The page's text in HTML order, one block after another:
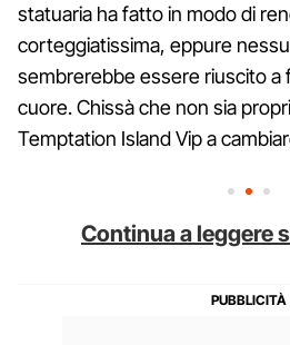
statuaria ha fatto in modo di
corteggiatissima, eppure
sembrerebbe essere riuscito a
cuore. Chissà che non sia
Temptation Island Vip a
Continua a leggere